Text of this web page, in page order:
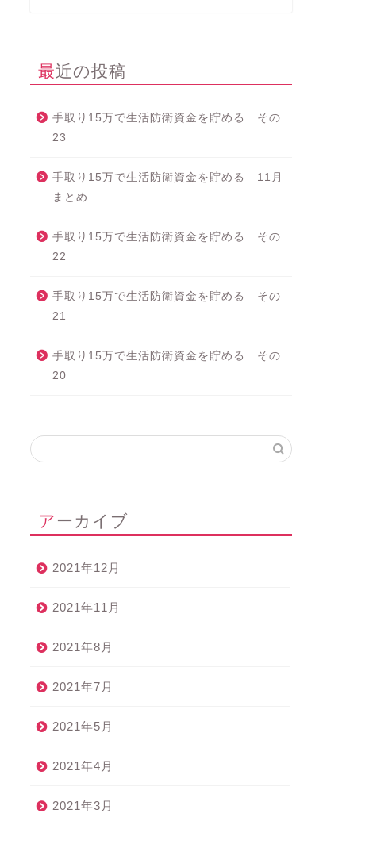
最近の投稿
手取り15万で生活防衛資金を貯める その
23
手取り15万で生活防衛資金を貯める 11月
まとめ
手取り15万で生活防衛資金を貯める その
22
手取り15万で生活防衛資金を貯める その
21
手取り15万で生活防衛資金を貯める その
20
アーカイブ
2021年12月
2021年11月
2021年8月
2021年7月
2021年5月
2021年4月
2021年3月